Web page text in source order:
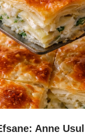
Anne